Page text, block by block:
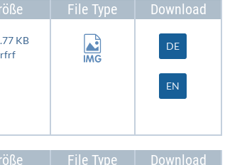
KB
File Type Download
DE
EN
File Type Download